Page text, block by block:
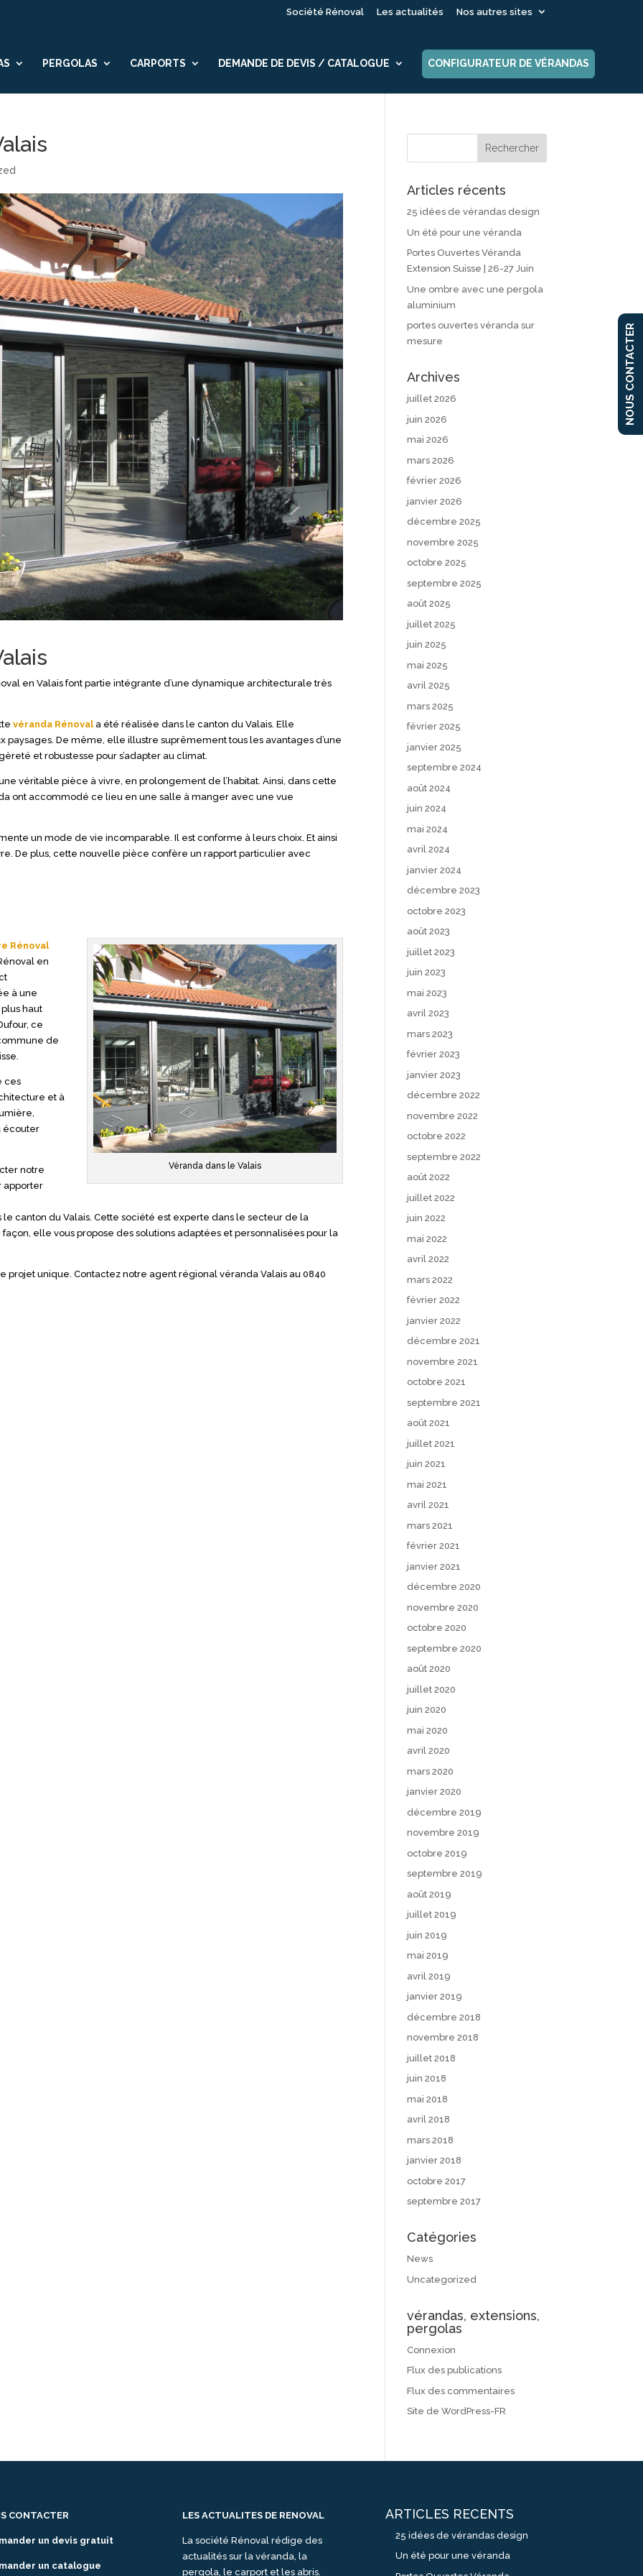
Société Rénoval Les actualités Nos autres sites
PERGOLAS CARPORTS DEMANDE DE DEVIS / CATALOGUE CONFIGURATEUR DE VÉRANDAS
en Valais font partie intégrante d’une dynamique architecturale très
véranda Rénovala été réalisée dans le canton du Valais. Elle
De même, elle illustre suprêmement tous les avantages d’une
et robustesse pour s’adapter au climat.
véritable pièce à vivre, en prolongement de l’habitat. Ainsi, dans cette
ont accommodé ce lieu en une salle à manger avec une vue
un mode de vie incomparable. Il est conforme à leurs choix. Et ainsi
De plus, cette nouvelle pièce confère un rapport particulier avec
Véranda dans le Valais
Rénoval
en
à une
haut
ce
de
ces
et à
écouter
notre
apporter
le canton du Valais. Cette société est experte dans le secteur de la
elle vous propose des solutions adaptées et personnalisées pour la
projet unique. Contactez notre agent régional véranda Valais au 0840
Articles récents
25 idées de vérandas design
Un été pour une véranda
Portes Ouvertes Véranda
Extension Suisse | 26-27 Juin
Une ombre avec une pergola
aluminium
portes ouvertes véranda sur
mesure
Archives
juillet 2026
juin 2026
mai 2026
mars 2026
février 2026
janvier 2026
décembre 2025
novembre 2025
octobre 2025
septembre 2025
août 2025
juillet 2025
juin 2025
mai 2025
avril 2025
mars 2025
février 2025
janvier 2025
septembre 2024
août 2024
juin 2024
mai 2024
avril 2024
janvier 2024
décembre 2023
octobre 2023
août 2023
juillet 2023
juin 2023
mai 2023
avril 2023
mars 2023
février 2023
janvier 2023
décembre 2022
novembre 2022
octobre 2022
septembre 2022
août 2022
juillet 2022
juin 2022
mai 2022
avril 2022
mars 2022
février 2022
janvier 2022
décembre 2021
novembre 2021
octobre 2021
septembre 2021
août 2021
juillet 2021
juin 2021
mai 2021
avril 2021
mars 2021
février 2021
janvier 2021
décembre 2020
novembre 2020
octobre 2020
septembre 2020
août 2020
juillet 2020
juin 2020
mai 2020
avril 2020
mars 2020
janvier 2020
décembre 2019
novembre 2019
octobre 2019
septembre 2019
août 2019
juillet 2019
juin 2019
mai 2019
avril 2019
janvier 2019
décembre 2018
novembre 2018
juillet 2018
juin 2018
mai 2018
avril 2018
mars 2018
janvier 2018
octobre 2017
septembre 2017
Catégories
News
Uncategorized
vérandas, extensions,
pergolas
Connexion
Flux des publications
Flux des commentaires
Site de WordPress-FR
CONTACTER
un devis gratuit
un catalogue
LES ACTUALITES DE RENOVAL
La société Rénoval rédige des
actualités sur la véranda, la
pergola, le carport et les abris.
ARTICLES RECENTS
25 idées de vérandas design
Un été pour une véranda
NOUS CONTACTER